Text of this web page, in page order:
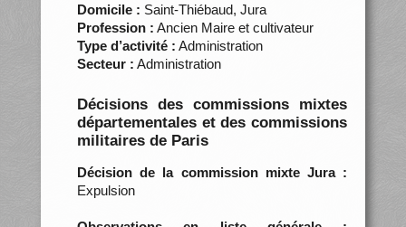
Domicile : Saint-Thiébaud, Jura
Profession : Ancien Maire et cultivateur
Type d’activité : Administration
Secteur : Administration
Décisions des commissions mixtes
départementales et des commissions
militaires de Paris
Décision de la commission mixte Jura :
Expulsion